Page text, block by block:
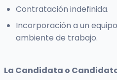
Contratación indefinida.
Incorporación a un
ambiente de trabajo.
La Candidata o